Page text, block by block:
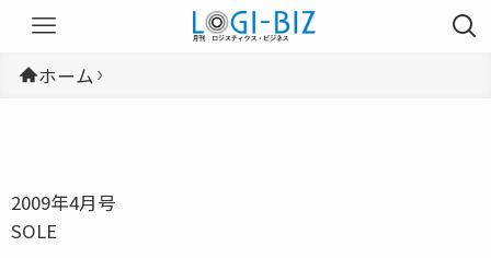
ホーム
2009年4月号
SOLE